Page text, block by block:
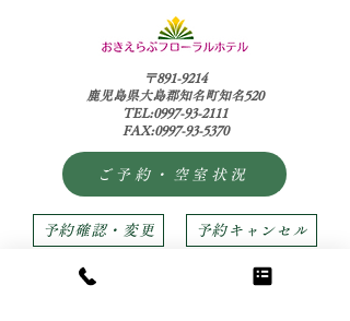
〒891-9214
鹿児島県大島郡知名町知名520
TEL:0997-93-2111
FAX:0997-93-5370
ご予約・空室状況
予約確認・変更 予約キャンセル